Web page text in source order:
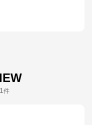
1 件